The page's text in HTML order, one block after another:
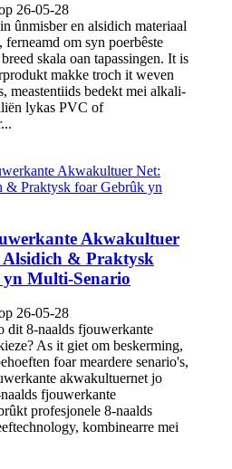
26-05-28
ûnmisber en alsidich materiaal
ferneamd om syn poerbêste
skala oan tapassingen. It is
makke troch it weven
meastentiids bedekt mei alkali-
lykas PVC of
Akwakultuer
Alsidich & Praktysk
Multi-Senario
26-05-28
dit 8-naalds fjouwerkante
As it giet om beskerming,
foar meardere senario's,
akwakultuernet jo
fjouwerkante
profesjonele 8-naalds
kombinearre mei